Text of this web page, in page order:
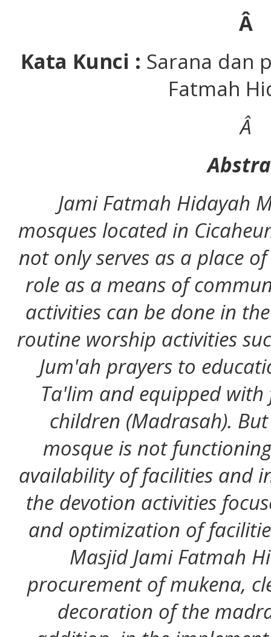
Â
Kata Kunci : Sarana dan
Fatmah
Â
Jami Fatmah Hidayah
mosques located in
not only serves as a place
role as a means of
activities can be done in
routine worship activities
Jum'ah prayers to
Ta'lim and equipped
children (Madrasah).
mosque is not
availability of facilities and
the devotion activities
and optimization of
Masjid Jami Fatmah
procurement of mukena,
decoration of the